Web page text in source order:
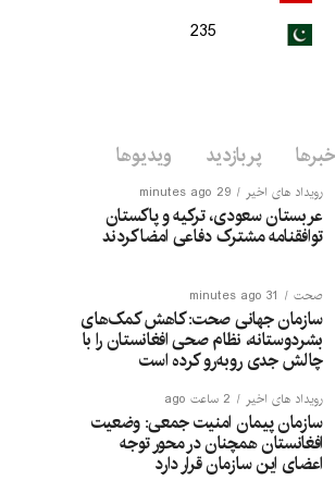
235
پربازدید ویدیوها
رویداد های اخیر 29 minutes ago
عربستان سعودی، ترکیه و پاکستان
توافقنامه مشترک دفاعی امضا کردند
صحت 31 minutes ago
سازمان جهانی صحت: کاهش کمک‌های
بشردوستانه، نظام صحی افغانستان را با
چالش جدی روبه‌رو کرده است
رویداد های اخیر 2 ساعت ago
سازمان پیمان امنیت جمعی: وضعیت
افغانستان همچنان در محور توجه
اعضای این سازمان قرار دارد